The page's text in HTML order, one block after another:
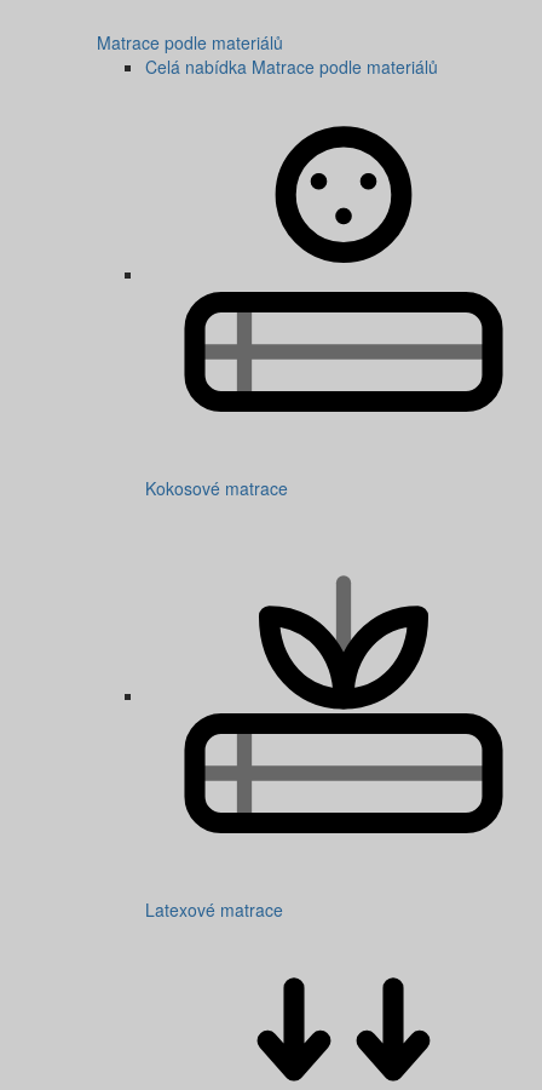
Matrace podle materiálů
Celá nabídka Matrace podle materiálů
Kokosové matrace
Latexové matrace